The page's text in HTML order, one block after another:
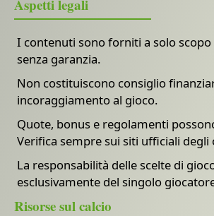
Aspetti legali
I contenuti sono forniti a solo
senza garanzia.
Non costituiscono consiglio
incoraggiamento al gioco.
Quote, bonus e regolamenti
Verifica sempre sui siti ufficiali
La responsabilità delle scelte di
esclusivamente del singolo
Risorse sul calcio